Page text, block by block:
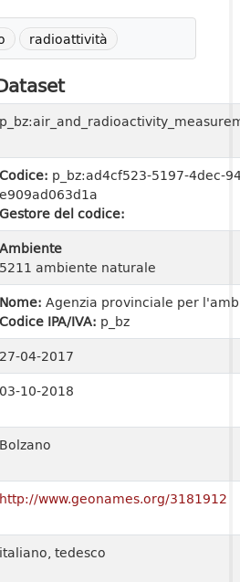
radioattività
Codice: p_bz:ad4cf523-5197-4dec-
e909ad063d1a
Gestore del codice:
Ambiente
5211 ambiente naturale
Nome: Agenzia provinciale per
Codice IPA/IVA: p_bz
27-04-2017
03-10-2018
Bolzano
http://www.geonames.org/3181912
italiano, tedesco